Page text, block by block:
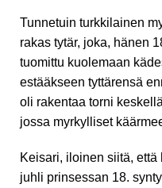
Tunnetuin turkkilainen
rakas tytär, joka, hänen
tuomittu kuolemaan
estääkseen tyttärensä
oli rakentaa torni
jossa myrkylliset
Keisari, iloinen siitä,
juhli prinsessan 18.